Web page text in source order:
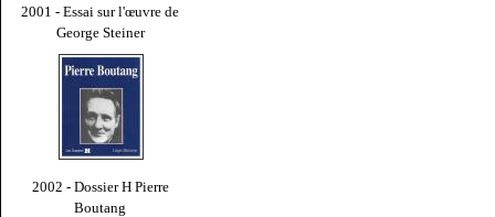
2001 - Essai sur l'œuvre de
George Steiner
2002 - Dossier H Pierre
Boutang